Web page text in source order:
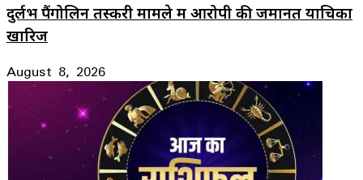
दुर्लभ पैंगोलिन तस्करी मामले में आरोपी की जमानत याचिका
खारिज
August 8, 2026